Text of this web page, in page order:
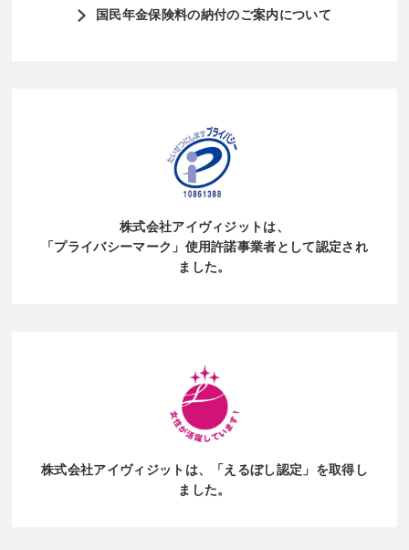
置、話し方などの基本を学んだうえで、ロールプレ
験」を積んでもらいます。 【知識を実践に変える力
を身につける】 前項でもお伝えした通り、販売では
商品知識を覚えるだけでは成果につながりません。
重要なのは、商品知識をただ「伝える」のではな
に伝える」ことです。これが提案の基本となりま
す。そのため当社では、興味付けに必要な商品の特
徴からはじまり、問題点の確認やニーズ把握をする
びつけること。等を体系立てて実践で使えるよう、
特にケーススタディを重視した座学研修を行いま
す。座学研修だけではいざ現場に立っても言葉が出
てきませんので、ここでもロールプレイングが重要
な人とそうでない人、購入意欲が高い人と低い人な
ど、 パターン別の代表的なお客様像を設定し、模擬
整、突発対応を含め一定水準で現場を回し続ける体
業務委託は店舗単位・業務単位で費用が決まるケー
スが多く、運営効率や成果も含めたトータルコスト
管理が可能になります。 ④ 法的リスク 現場で
は、本部やSV（スーパーバイザー）が直接指示を出
す場面が多くなりがちです。ですが、業務委託の場
合業務委託先のスタッフに委託元の社員が直接管
理・指示を行うことは禁じられています。現場で日
が、その実態や求められる管理方法、留意すべき法
的観点には明確な違いがあります。業務内容や契約
期間、責任の範囲、コスト構造などを多角的に検討
し、自社の事業内容や目的に合った形態を選択する
は、派遣・業務委託の双方の体制を整え、企業ごと
の課題やニーズに応じた最適な人材活用をご提案し
クが自発的アンケートよりも自然発生的で、リアル
投稿者は体験が極端なケース（すごく良い or すご
く悪い）が多く、全体像を正確に反映しない。② 感
情的・主観的な内容が混ざるデータとして定量分析
が必要。③ 信頼性のばらつき虚偽の投稿・悪意のあ
るレビュー（炎上・競合攻撃など）が混ざるリスク
も。④ 継続的な比較が難しい自由投稿形式のため、
で、ブランドやサービスへの信頼・愛着を数値化で
きるため、KPIとして経営判断や戦略比較に使いや
すい。② トレンドの変化を追跡しやすい定期的に実
施することで、改善施策が顧客満足度にどう影響し
査方法が統一されているため、同業他社や市場平均
との比較が容易。④ シンプルで導入しやすい1問＋
国民年金保険料の納付のご案内について
株式会社アイヴィジットは、
「プライバシーマーク」使用許諾事業者として認定され
ました。
株式会社アイヴィジットは、
「えるぼし認定」を取得し
ました。